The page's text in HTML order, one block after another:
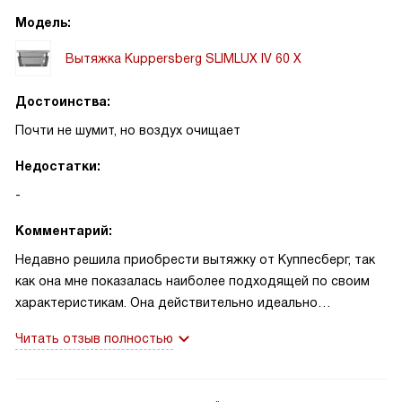
Модель:
Вытяжка Kuppersberg SLIMLUX IV 60 X
Достоинства:
Почти не шумит, но воздух очищает
Недостатки:
-
Комментарий:
Недавно решила приобрести вытяжку от Куппесберг, так
как она мне показалась наиболее подходящей по своим
характеристикам. Она действительно идеально
цвету нержавеющей стали. Эта модель вытяжки
Читать отзыв полностью